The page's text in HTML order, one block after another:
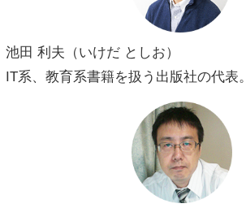
池田 利夫（いけだ としお）
IT系、教育系書籍を扱う出版社の代表。